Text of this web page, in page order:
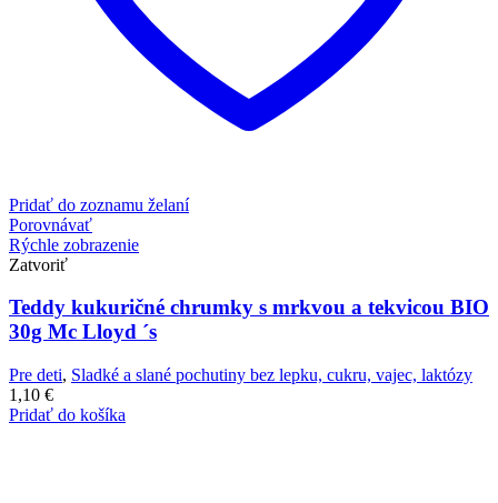
Pridať do zoznamu želaní
Porovnávať
Rýchle zobrazenie
Zatvoriť
Teddy kukuričné chrumky s mrkvou a tekvicou BIO
30g Mc Lloyd ´s
Pre deti, Sladké a slané pochutiny bez lepku, cukru, vajec, laktózy
1,10 €
Pridať do košíka